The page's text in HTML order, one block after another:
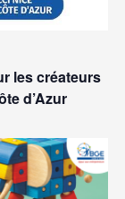
les créateurs
d’Azur